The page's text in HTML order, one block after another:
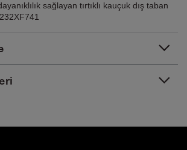
sağlayan tırtıklı kauçuk dış taban